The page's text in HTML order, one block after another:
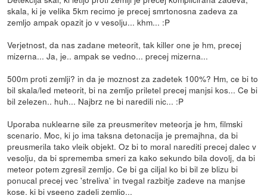
skala, ki je velika 5km recimo je precej smrtonosna zadeva za
zemljo ampak opazit jo v vesolju... khm... :P
Verjetnost, da nas zadane meteorit, tak killer one je hm, precej
mizerna... Ja, je.. ampak se vedno... precej mizerna...
500m proti zemlji? in da je moznost za zadetek 100%? Hm, ce bi to
bil skala/led meteorit, bi na zemljo priletel precej manjsi kos... Ce bi
bil zelezen.. huh... Najbrz ne bi naredili nic... :P
Uporaba nuklearne sile za preusmeritev meteorja je hm, filmski
scenario. Moc, ki jo ima taksna detonacija je premajhna, da bi
preusmerila tako vleik objekt. Oz bi to moral narediti precej dalec v
vesolju, da bi sprememba smeri za kako sekundo bila dovolj, da bi
meteor potem zgresil zemljo. Ce bi ga ciljal ko bi bil ze blizu bi
ponucal precej vec 'streliva' in tvegal razbitje zadeve na manjse
kose, ki bi vseeno zadeli zemljo...